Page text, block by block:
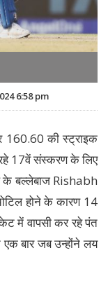
6:58 pm
की स्ट्राइक
17वें संस्करण के लिए
बल्लेबाज Rishabh
होने के कारण 14
में वापसी कर रहे पंत
बार जब उन्होंने लय